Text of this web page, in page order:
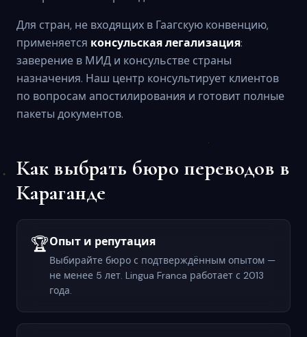
Для стран, не входящих в Гаагскую конвенцию,
применяется консульская легализация:
заверение в МИД и консульстве страны
назначения. Наш центр консультирует клиентов
по вопросам апостилирования и готовит полные
пакеты документов.
Как выбрать бюро переводов в
Кaраганде
🏆Опыт и репутация
Выбирайте бюро с подтверждённым опытом —
не менее 5 лет. Lingua Franca работает с 2013
года.